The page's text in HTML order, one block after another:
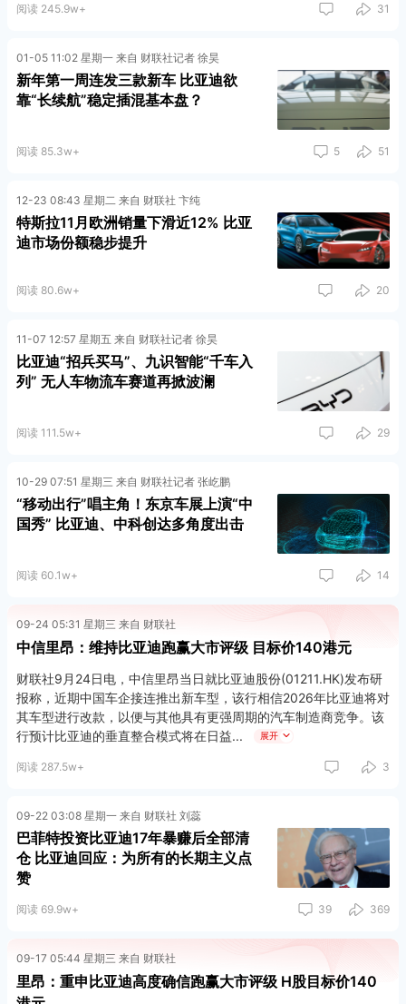
阅读 245.9w+ 31
01-05 11:02 星期一 来自 财联社记者 徐昊
新年第一周连发三款新车 比亚迪欲
靠“长续航”稳定插混基本盘？
阅读 85.3w+ 5 51
12-23 08:43 星期二 来自 财联社 卞纯
特斯拉11月欧洲销量下滑近12% 比亚
迪市场份额稳步提升
阅读 80.6w+ 20
11-07 12:57 星期五 来自 财联社记者 徐昊
比亚迪“招兵买马”、九识智能“千车入
列” 无人车物流车赛道再掀波澜
阅读 111.5w+ 29
10-29 07:51 星期三 来自 财联社记者 张屹鹏
“移动出行”唱主角！东京车展上演“中
国秀” 比亚迪、中科创达多角度出击
阅读 60.1w+ 14
09-24 05:31 星期三 来自 财联社
中信里昂：维持比亚迪跑赢大市评级 目标价140港元
财联社9月24日电，中信里昂当日就比亚迪股份(01211.HK)发布研
报称，近期中国车企接连推出新车型，该行相信2026年比亚迪将对
其车型进行改款，以便与其他具有更强周期的汽车制造商竞争。该
行预计比亚迪的垂直整合模式将在日益
展开
阅读 287.5w+ 3
09-22 03:08 星期一 来自 财联社 刘蕊
巴菲特投资比亚迪17年暴赚后全部清
仓 比亚迪回应：为所有的长期主义点
赞
阅读 69.9w+ 39 369
09-17 05:44 星期三 来自 财联社
里昂：重申比亚迪高度确信跑赢大市评级 H股目标价140